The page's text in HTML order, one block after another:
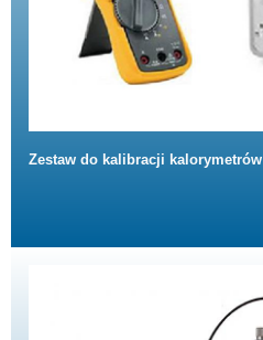
Zestaw do kalibracji kalorymetrów